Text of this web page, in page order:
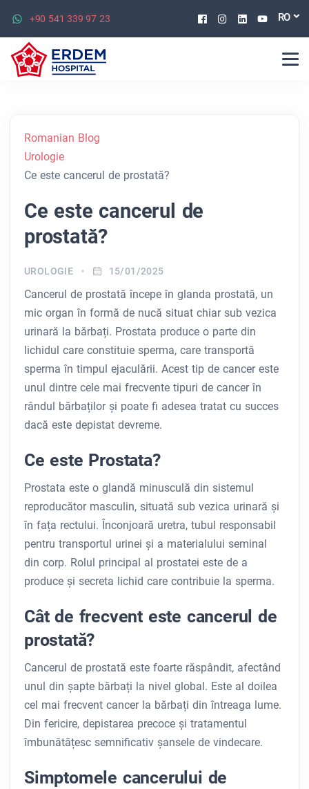
+90 541 339 97 23 Facebook
Instagram
Linkedin
RO
Romanian Blog
Urologie
Ce este cancerul de prostată?
Ce este cancerul de
prostată?
UROLOGIE 15/01/2025
Cancerul de prostată începe în glanda prostată, un
mic organ în formă de nucă situat chiar sub vezica
urinară la bărbați. Prostata produce o parte din
lichidul care constituie sperma, care transportă
sperma în timpul ejaculării. Acest tip de cancer este
unul dintre cele mai frecvente tipuri de cancer în
rândul bărbaților și poate fi adesea tratat cu succes
dacă este depistat devreme.
Ce este Prostata?
Prostata este o glandă minusculă din sistemul
reproducător masculin, situată sub vezica urinară și
în fața rectului. Înconjoară uretra, tubul responsabil
pentru transportul urinei și a materialului seminal
din corp. Rolul principal al prostatei este de a
produce și secreta lichid care contribuie la sperma.
Cât de frecvent este cancerul de
prostată?
Cancerul de prostată este foarte răspândit, afectând
unul din șapte bărbați la nivel global. Este al doilea
cel mai frecvent cancer la bărbați din întreaga lume.
Din fericire, depistarea precoce și tratamentul
îmbunătățesc semnificativ șansele de vindecare.
Simptomele cancerului de